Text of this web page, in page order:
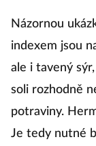
Názornou
indexem jsou
ale i tavený
soli rozhodně
potraviny.
Je tedy nutné